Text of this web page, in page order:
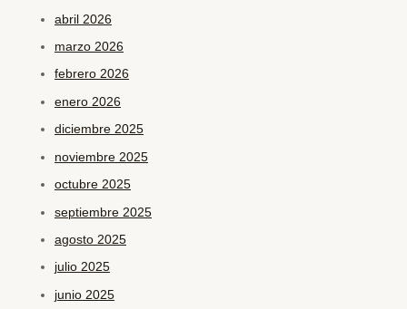
abril 2026
marzo 2026
febrero 2026
enero 2026
diciembre 2025
noviembre 2025
octubre 2025
septiembre 2025
agosto 2025
julio 2025
junio 2025